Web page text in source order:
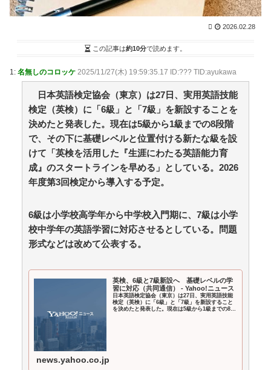
赤信号「赤やで！止まってな！」セレナさん「セレナ
行きます！」←これwwwwwwwwwwwwwwww / NEWま
最近の風潮「専業主婦の嫁がメシをつくらない？甘え
てないで自分でつくれやｗ」←これ正論なの？ / NEWま
とめサイトアンテナ！ NEW! (8/9 09:00)
【意味ないのか？】なんと空調服着用の男性作業員が
熱中症で死亡‥‥スポドリとゼリー飲料も持参 / NEWま
とめサイトアンテナ！ NEW! (8/9 09:00)
シカ「全部喰った」 祭り中止 / VIP・ネタ・オールジ
ャンル – New World Antenna NEW! (8/9 08:27)
36歳の彼女と結婚したいのに、家族が猛反対。家族か
ら信じられない言葉が飛び出した… 他 / 2chnaviヘッド
ライン (12/24 07:00)
Powered by livedoor 相互RSS
平穏が少しずつ壊れていく家族の物語。
日本サッカー協会が4人の日本人審判員を調査 韓国
協会の性接待疑惑で / 5chまとめMAP(総合)
になる可能性。英大学の研究で実証 / anaguro - 総合
韓国人「日本夏の甲子園で意外に今年から初めて許可
された事」 / 5chまとめMAP(総合) NEW!
【悲報】台風13号、ヤバイ・・・・・・ / anaguro - 総
NEW! (8/9 09:05)
【MLB】“韓国のイチロー”イ・ジョンフが痛恨ミス 9
回2死からまさか…サヨナラ負けに動けず、地元放送は
2026.02.28
この記事は約10分で読めます。
1: 名無しのコロッケ 2025/11/27(木) 19:59:35.17 ID:??? TID:ayukawa
日本英語検定協会（東京）は27日、実用英語技能
検定（英検）に「6級」と「7級」を新設することを
決めたと発表した。現在は5級から1級までの8段階
で、その下に基礎レベルと位置付ける新たな級を設
けて「英検を活用した『生涯にわたる英語能力育
成』のスタートラインを早める」としている。2026
年度第3回検定から導入する予定。
6級は小学校高学年から中学校入門期に、7級は小学
校中学年の英語学習に対応させるとしている。問題
形式などは改めて公表する。
英検、6級と7級新設へ 基礎レベルの学
習に対応（共同通信） - Yahoo!ニュース
日本英語検定協会（東京）は27日、実用英語技能
検定（英検）に「6級」と「7級」を新設すること
を決めたと発表した。現在は5級から1級までの8段
news.yahoo.co.jp